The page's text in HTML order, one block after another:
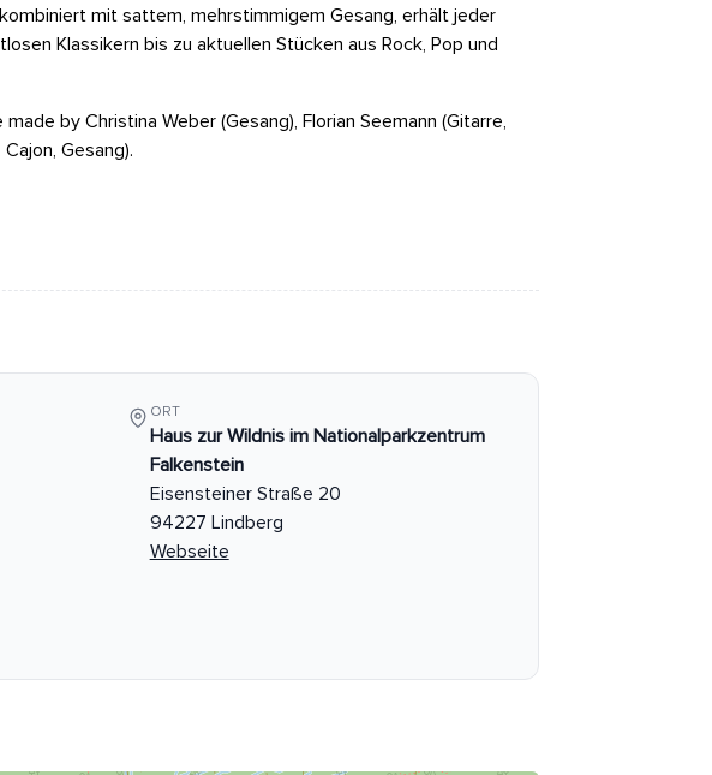
mit sattem, mehrstimmigem Gesang, erhält jeder
Klassikern bis zu aktuellen Stücken aus Rock, Pop und
by Christina Weber (Gesang), Florian Seemann (Gitarre,
Gesang).
ORT
Haus zur Wildnis im Nationalparkzentrum
Falkenstein
Eisensteiner Straße 20
94227 Lindberg
Webseite